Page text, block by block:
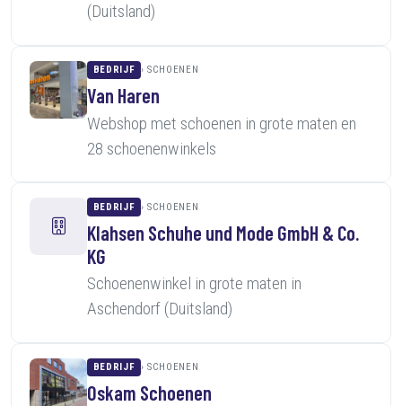
(Duitsland)
BEDRIJF SCHOENEN
Van Haren
Webshop met schoenen in grote maten en
28 schoenenwinkels
BEDRIJF SCHOENEN
Klahsen Schuhe und Mode GmbH & Co.
KG
Schoenenwinkel in grote maten in
Aschendorf (Duitsland)
BEDRIJF SCHOENEN
Oskam Schoenen